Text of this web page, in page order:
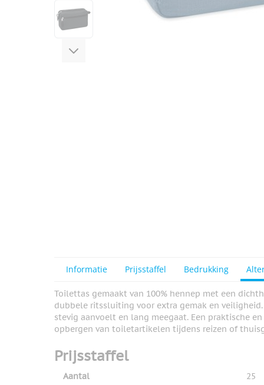
View larger image
View larger image
Informatie Prijsstaffel Bedrukking
Toilettas gemaakt van 100% hennep met een
dubbele ritssluiting voor extra gemak en
stevig aanvoelt en lang meegaat. Een praktische
opbergen van toiletartikelen tijdens reizen of
Prijsstaffel
Aantal 25